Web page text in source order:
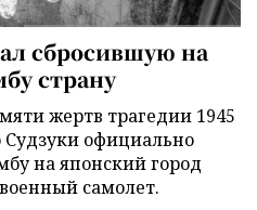
сбросившую на
страну
жертв трагедии 1945
Судзуки официально
на японский город
самолет.